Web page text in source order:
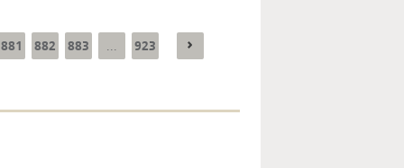
881 882 883 923